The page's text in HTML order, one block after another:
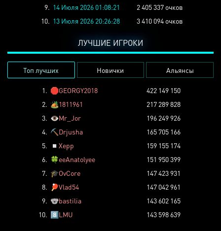
9. 14 Июля 2026 01:08:21
2 405 337 очков
10. 13 Июля 2026 20:26:28 3 410 094 очков
ЛУЧШИЕ ИГРОКИ
Топ лучших Новички Альянсы
1. 🛑GEORGY2018
422 149 150
2. 🏕️1811961
217 289 828
3. 👁️Mr_Jor
196 249 926
4. ⛏️ Drjusha
165 705 166
5.
◽ Xepp
159 155 174
6. 🍀eeAnatolyee
151 950 399
7. 🎓OvCore
147 423 931
8.
🏓Vlad54
147 042 961
9. 🐨bastilia
143 602 165
10. 8️⃣LMU 143 598 639